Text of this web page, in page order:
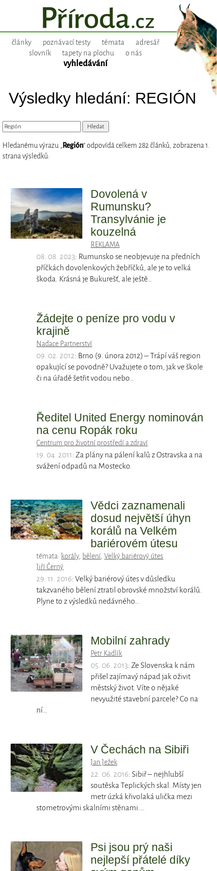
články poznávací testy témata
adresář
slovník
tapety na plochu o nás
vyhledávání
Výsledky hledání: REGIÓN
Hledanému výrazu „Región“ odpovídá celkem 282 článků, zobrazena 1.
strana výsledků:
Dovolená v
Rumunsku?
Transylvánie je
kouzelná
REKLAMA
08. 08. 2023: Rumunsko se neobjevuje na předních
příčkách dovolenkových žebříčků, ale je to velká
škoda. Krásná je Bukurešť, ale ještě…
Žádejte o peníze pro vodu v
krajině
Nadace Partnerství
09. 02. 2012: Brno (9. února 2012) – Trápí váš region
opakující se povodně? Uvažujete o tom, jak ve škole
či na úřadě šetřit vodou nebo…
Ředitel United Energy nominován
na cenu Ropák roku
Centrum pro životní prostředí a zdraví
19. 04. 2011: Za plány na pálení kalů z Ostravska a na
svážení odpadů na Mostecko.
Vědci zaznamenali
dosud největší úhyn
korálů na Velkém
bariérovém útesu
témata: korály, bělení,Velký bariérový útes
Jiří Černý
29. 11. 2016: Velký bariérový útes v důsledku
takzvaného bělení ztratil obrovské množství korálů.
Plyne to z výsledků nedávného…
Mobilní zahrady
Petr Kadlík
05. 06. 2013: Ze Slovenska k nám
přišel zajímavý nápad jak oživit
městský život. Víte o nějaké
nevyužité stavební parcele? Co na
ní…
V Čechách na Sibiři
Jan Ježek
22. 06. 2016: Sibiř – nejhlubší
soutěska Teplických skal. Místy jen
metr úzká křivolaká ulička mezi
stometrovými skalními stěnami.…
Psi jsou prý naši
nejlepší přátelé díky